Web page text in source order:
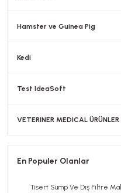
Hamster ve Guinea Pig
Kedi
Test IdeaSoft
VETERINER MEDICAL ÜRÜNLER
En Populer Olanlar
Tisert Sump Ve Dış Filtre